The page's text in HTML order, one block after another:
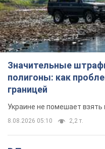
Значительные
полигоны: как
границей
Украине не помешает
8.08.2026 05:10 2,2 т.